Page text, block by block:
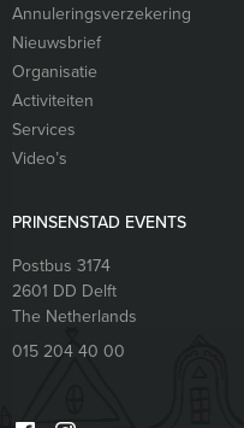
Annuleringsverzekering
Nieuwsbrief
Organisatie
Activiteiten
Services
Video’s
PRINSENSTAD EVENTS
Postbus 3174
2601 DD Delft
The Netherlands
015 204 40 00